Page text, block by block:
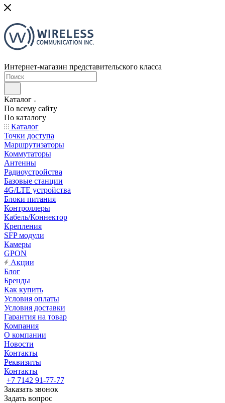
Интернет-магазин представительского класса
Каталог
По всему сайту
По каталогу
Каталог
Точки доступа
Маршрутизаторы
Коммутаторы
Антенны
Радиоустройства
Базовые станции
4G/LTE устройства
Блоки питания
Контроллеры
Кабель/Коннектор
Крепления
SFP модули
Камеры
GPON
Акции
Блог
Бренды
Как купить
Условия оплаты
Условия доставки
Гарантия на товар
Компания
О компании
Новости
Контакты
Реквизиты
Контакты
+7 7142 91-77-77
Заказать звонок
Задать вопрос